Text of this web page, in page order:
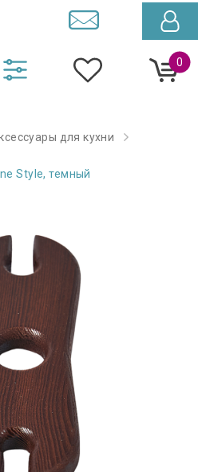
0
для кухни
Style, темный